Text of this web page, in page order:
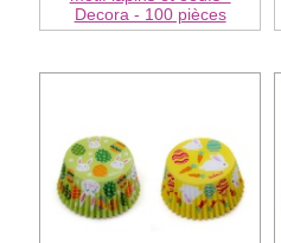
Decora - 100 pièces